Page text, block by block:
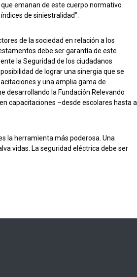
emanan de este cuerpo normativo
de siniestralidad”.
de la sociedad en relación a los
debe ser garantía de este
la Seguridad de los ciudadanos
de lograr una sinergia que se
y una amplia gama de
desarrollando la Fundación Relevando
capacitaciones –desde escolares hasta a
la herramienta más poderosa. Una
vidas. La seguridad eléctrica debe ser